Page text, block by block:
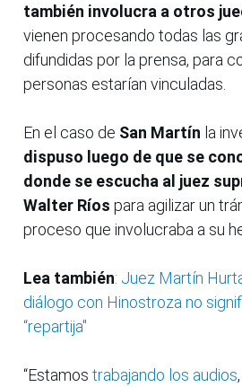
también involucra a otros
vienen procesando todas las
difundidas por la prensa, para
personas estarían vinculadas.
En el caso de San Martín la
dispuso luego de que se
donde se escucha al juez
Walter Ríos para agilizar un
proceso que involucraba a su
Lea también: Juez Martín
diálogo con Hinostroza no
“repartija"
“Estamos trabajando los audios